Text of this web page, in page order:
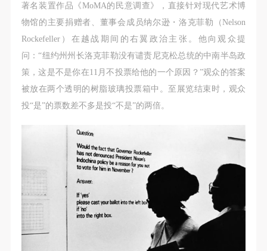
著名装置作品《MoMA的民意调查》，直接针对现代艺术博
物馆的主要捐赠者、董事会成员纳尔逊・洛克菲勒（Nelson
Rockefeller）在越战期间的右翼政治主张。他向观众提
问：“纽约州州长洛克菲勒没有谴责尼克松总统的中南半岛政
策，这是不是你在11月不投票给他的一个原因？”观众的答案
被放在两个透明的树脂玻璃投票箱中。至展览结束时，观众
投“是”的票数差不多是投“不是”的两倍。